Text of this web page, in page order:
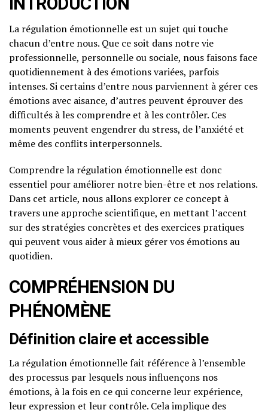
La régulation émotionnelle est un sujet qui touche
chacun d’entre nous. Que ce soit dans notre vie
professionnelle, personnelle ou sociale, nous faisons face
quotidiennement à des émotions variées, parfois
intenses. Si certains d’entre nous parviennent à gérer ces
émotions avec aisance, d’autres peuvent éprouver des
difficultés à les comprendre et à les contrôler. Ces
moments peuvent engendrer du stress, de l’anxiété et
même des conflits interpersonnels.
Comprendre la régulation émotionnelle est donc
essentiel pour améliorer notre bien-être et nos relations.
Dans cet article, nous allons explorer ce concept à
travers une approche scientifique, en mettant l’accent
sur des stratégies concrètes et des exercices pratiques
qui peuvent vous aider à mieux gérer vos émotions au
quotidien.
COMPRÉHENSION DU
PHÉNOMÈNE
Définition claire et accessible
La régulation émotionnelle fait référence à l’ensemble
des processus par lesquels nous influençons nos
émotions, à la fois en ce qui concerne leur expérience,
leur expression et leur contrôle. Cela implique des